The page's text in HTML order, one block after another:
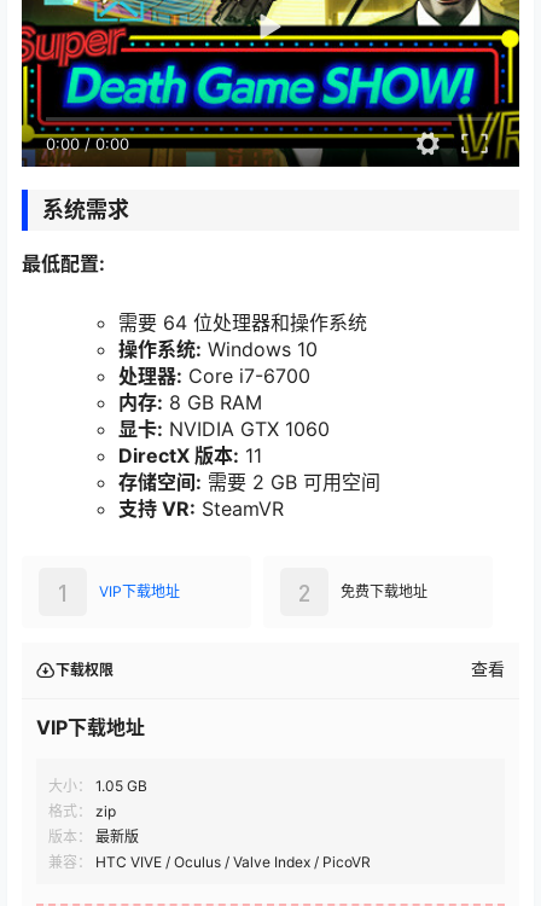
0:00/0:00
系统需求
最低配置:
需要 64 位处理器和操作系统
操作系统: Windows 10
处理器: Core i7-6700
内存: 8 GB RAM
显卡: NVIDIA GTX 1060
DirectX 版本: 11
存储空间: 需要 2 GB 可用空间
支持 VR: SteamVR
VIP下载地址
1 免费下载地址
2
下载权限 查看
VIP下载地址
大小：
1.05 GB
格式：
zip
版本：
最新版
兼容：
HTC VIVE / Oculus / Valve Index / PicoVR